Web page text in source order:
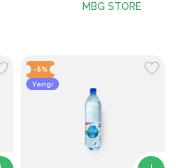
MBG STORE
-5%
Yangi